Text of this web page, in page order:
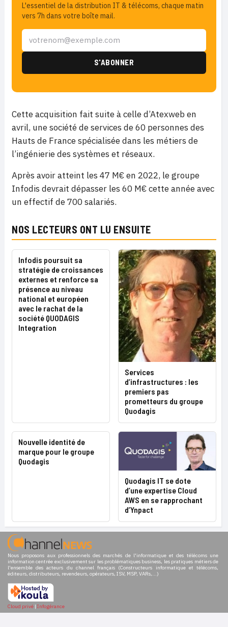
L'essentiel de la distribution IT & télécoms, chaque matin
vers 7h dans votre boîte mail.
Cette acquisition fait suite à celle d’Atexweb en
avril, une société de services de 60 personnes des
Hauts de France spécialisée dans les métiers de
l’ingénierie des systèmes et réseaux.
Après avoir atteint les 47 M€ en 2022, le groupe
Infodis devrait dépasser les 60 M€ cette année avec
un effectif de 700 salariés.
NOS LECTEURS ONT LU ENSUITE
Infodis poursuit sa
stratégie de croissances
externes et renforce sa
présence au niveau
national et européen
avec le rachat de la
société QUODAGIS
Integration
Services
d’infrastructures : les
premiers pas
prometteurs du groupe
Quodagis
Nouvelle identité de
marque pour le groupe
Quodagis
Quodagis IT se dote
d’une expertise Cloud
AWS en se rapprochant
d’Ynpact
Nous proposons aux professionnels des marchés de l'informatique et des télécoms une
information centrée exclusivement sur les problématiques business, les pratiques métiers de
l'ensemble des acteurs du channel français (Constructeurs informatique et télécoms,
éditeurs, distributeurs, revendeurs, opérateurs, ISV, MSP, VARs,...)
Cloud privé | Infogérance